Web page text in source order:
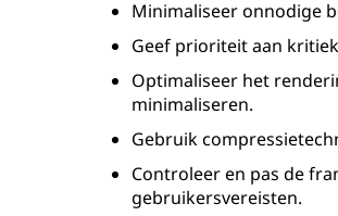
Minimaliseer onnodige
Geef prioriteit aan
Optimaliseer het
minimaliseren.
Gebruik
Controleer en pas de
gebruikersvereisten.